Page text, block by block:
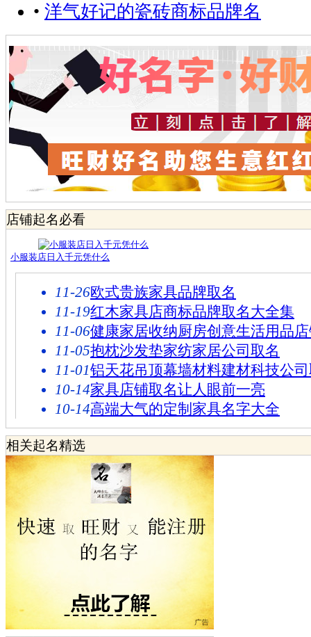
• 洋气好记的瓷砖商标品牌名
店铺起名必看
小服装店日入千元凭什么
11-26欧式贵族家具品牌取名
11-19红木家具店商标品牌取名大全集
11-06健康家居收纳厨房创意生活用品
11-05抱枕沙发垫家纺家居公司取名
11-01铝天花吊顶幕墙材料建材科技公
10-14家具店铺取名让人眼前一亮
10-14高端大气的定制家具名字大全
相关起名精选